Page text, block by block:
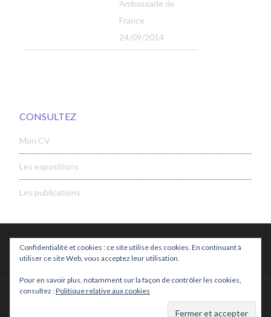
Ambassade de
France
24/09/2014
CONSULTEZ
Mon CV
Les expositions
Les publications
Mentions légales Se connecter
Confidentialité et cookies : ce site utilise des cookies. En continuant à
utiliser ce site Web, vous acceptez leur utilisation.
Pour en savoir plus, notamment sur la façon de contrôler les cookies,
consultez :Politique relative aux cookies